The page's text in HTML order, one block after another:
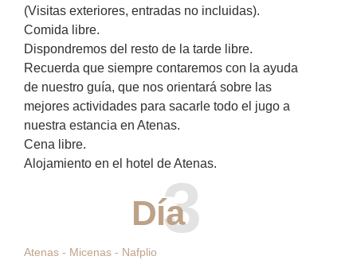
(Visitas exteriores, entradas no incluidas).
Comida libre.
Dispondremos del resto de la tarde libre.
Recuerda que siempre contaremos con la ayuda
de nuestro guía, que nos orientará sobre las
mejores actividades para sacarle todo el jugo a
nuestra estancia en Atenas.
Cena libre.
Alojamiento en el hotel de Atenas.
3
Día
Atenas - Micenas - Nafplio